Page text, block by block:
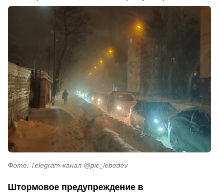
Фото: Telegram-канал @pic_lebedev
Штормовое предупреждение в